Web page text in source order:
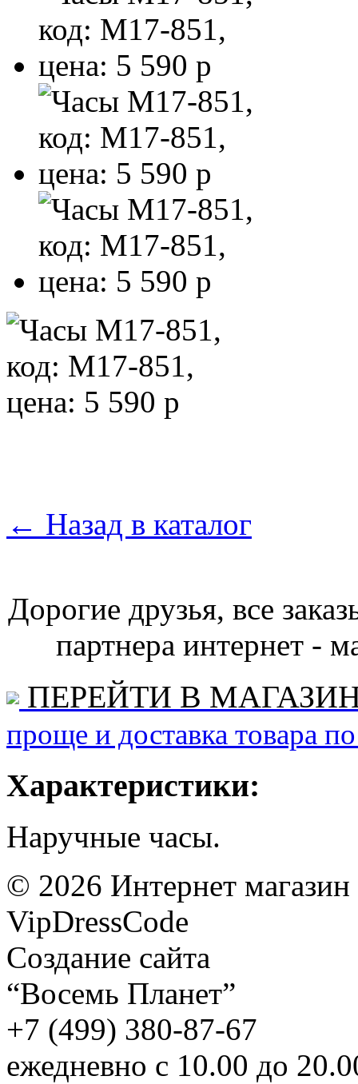
← Назад в каталог
Дорогие друзья, все
партнера интернет -
ПЕРЕЙТИ В
проще и доставка товара
Характеристики:
Наручные часы.
© 2026 Интернет магазин
VipDressCode
Создание сайта
“Восемь Планет”
+7 (499) 380-87-67
ежедневно с 10.00 до